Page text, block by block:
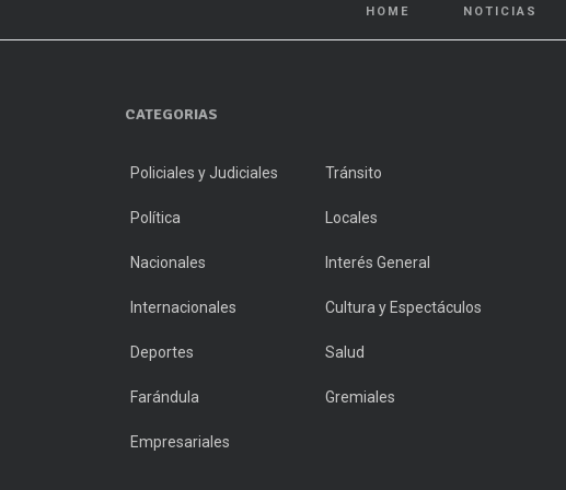
HOME NOTICIAS
CATEGORIAS
Policiales y Judiciales Tránsito
Política Locales
Nacionales Interés General
Internacionales Cultura y Espectáculos
Deportes Salud
Farándula Gremiales
Empresariales